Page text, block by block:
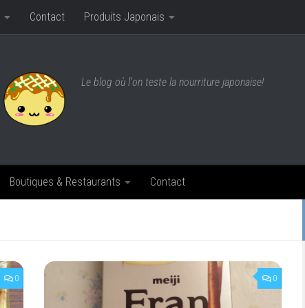
Contact Produits Japonais
Le blog où l'on teste la nourriture japonaise!
Boutiques & Restaurants Contact
0 0